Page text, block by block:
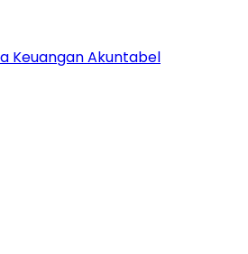
Keuangan Akuntabel